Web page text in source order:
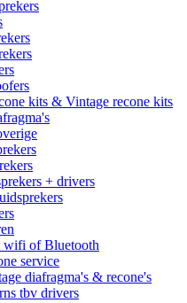
kits & Vintage recone kits
+ drivers
wifi of Bluetooth
service
diafragma's & recone's
tbv drivers